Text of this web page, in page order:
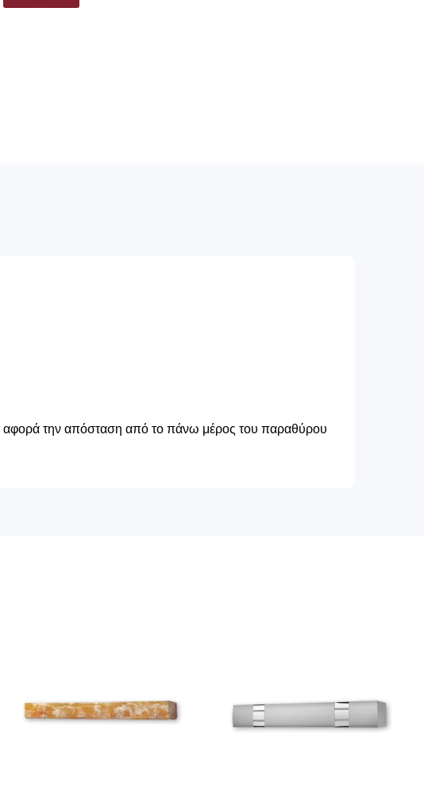
αφορά την απόσταση από το πάνω μέρος του παραθύρου